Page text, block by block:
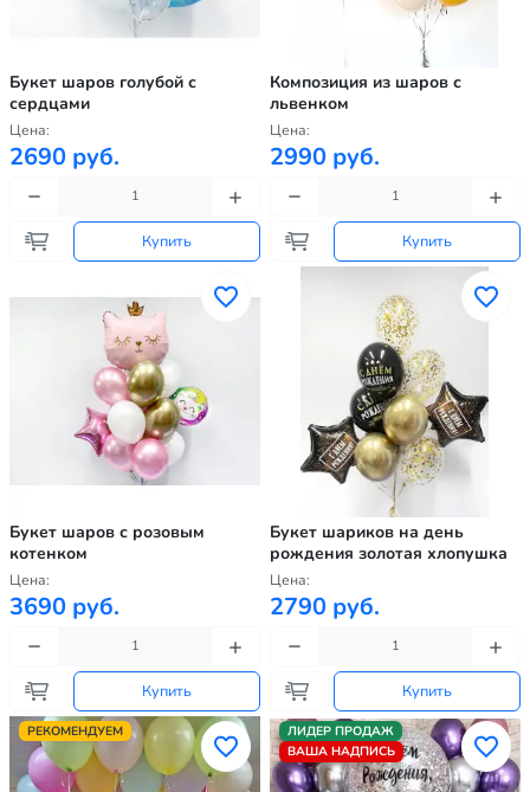
Букет шаров голубой с
сердцами
Цена:
2690 руб.
Купить
Композиция из шаров с
львенком
Цена:
2990 руб.
Купить
Букет шаров с розовым
котенком
Цена:
3690 руб.
Купить
Букет шариков на день
рождения золотая хлопушка
Цена:
2790 руб.
Купить
РЕКОМЕНДУЕМ
ЛИДЕР ПРОДАЖ
ВАША НАДПИСЬ